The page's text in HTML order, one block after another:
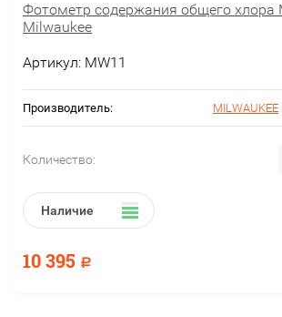
Фотометр содержания общего хлора
Milwaukee
Артикул: MW11
Производитель: MILWAUKEE
Количество:
Наличие
10 395 Р